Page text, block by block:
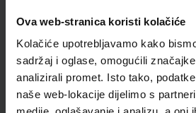
Ova web-stranica koristi kolačiće
Kolačiće upotrebljavamo kako
sadržaj i oglase, omogućili
analizirali promet. Isto tako,
naše web-lokacije dijelimo s
Udžbenik
E-SVIJET 4; radni udžbenik
digitalnim sadržajima u četvrtom
Blagus Ljubić Klemše Ružić Stančić